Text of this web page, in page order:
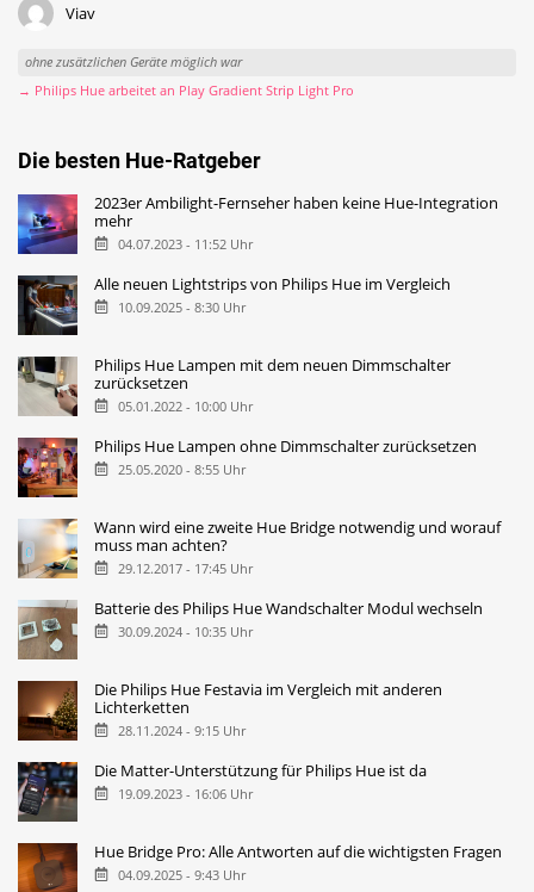
Viav
ohne zusätzlichen Geräte möglich war
→ Philips Hue arbeitet an Play Gradient Strip Light Pro
Die besten Hue-Ratgeber
2023er Ambilight-Fernseher haben keine Hue-Integration
mehr
04.07.2023 - 11:52 Uhr
Alle neuen Lightstrips von Philips Hue im Vergleich
10.09.2025 - 8:30 Uhr
Philips Hue Lampen mit dem neuen Dimmschalter
zurücksetzen
05.01.2022 - 10:00 Uhr
Philips Hue Lampen ohne Dimmschalter zurücksetzen
25.05.2020 - 8:55 Uhr
Wann wird eine zweite Hue Bridge notwendig und worauf
muss man achten?
29.12.2017 - 17:45 Uhr
Batterie des Philips Hue Wandschalter Modul wechseln
30.09.2024 - 10:35 Uhr
Die Philips Hue Festavia im Vergleich mit anderen
Lichterketten
28.11.2024 - 9:15 Uhr
Die Matter-Unterstützung für Philips Hue ist da
19.09.2023 - 16:06 Uhr
Hue Bridge Pro: Alle Antworten auf die wichtigsten Fragen
04.09.2025 - 9:43 Uhr